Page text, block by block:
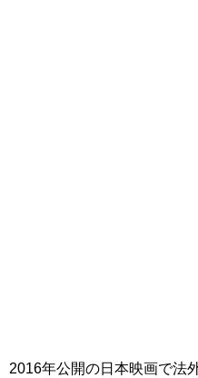
2016年公開の日本映画で法